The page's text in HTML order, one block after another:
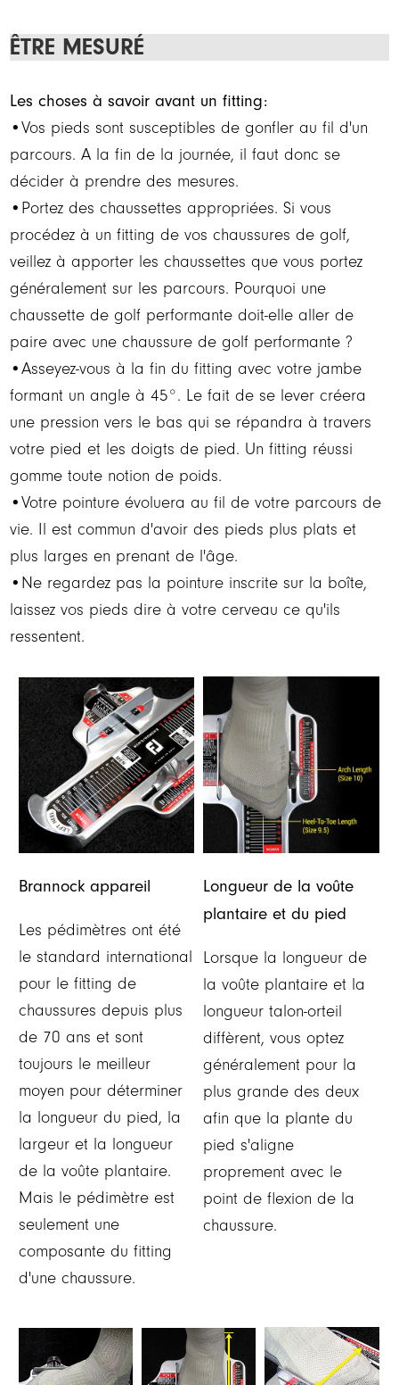
ÊTRE MESURÉ
Les choses à savoir avant un fitting:
•Vos pieds sont susceptibles de gonfler au fil d'un
parcours. A la fin de la journée, il faut donc se
décider à prendre des mesures.
•Portez des chaussettes appropriées. Si vous
procédez à un fitting de vos chaussures de golf,
veillez à apporter les chaussettes que vous portez
généralement sur les parcours. Pourquoi une
chaussette de golf performante doit-elle aller de
paire avec une chaussure de golf performante ?
•Asseyez-vous à la fin du fitting avec votre jambe
formant un angle à 45°. Le fait de se lever créera
une pression vers le bas qui se répandra à travers
votre pied et les doigts de pied. Un fitting réussi
gomme toute notion de poids.
•Votre pointure évoluera au fil de votre parcours de
vie. Il est commun d'avoir des pieds plus plats et
plus larges en prenant de l'âge.
•Ne regardez pas la pointure inscrite sur la boîte,
laissez vos pieds dire à votre cerveau ce qu'ils
ressentent.
Brannock appareil
Les pédimètres ont été
le standard international
pour le fitting de
chaussures depuis plus
de 70 ans et sont
toujours le meilleur
moyen pour déterminer
la longueur du pied, la
largeur et la longueur
de la voûte plantaire.
Mais le pédimètre est
seulement une
composante du fitting
d'une chaussure.
Longueur de la voûte
plantaire et du pied
Lorsque la longueur de
la voûte plantaire et la
longueur talon-orteil
diffèrent, vous optez
généralement pour la
plus grande des deux
afin que la plante du
pied s'aligne
proprement avec le
point de flexion de la
chaussure.